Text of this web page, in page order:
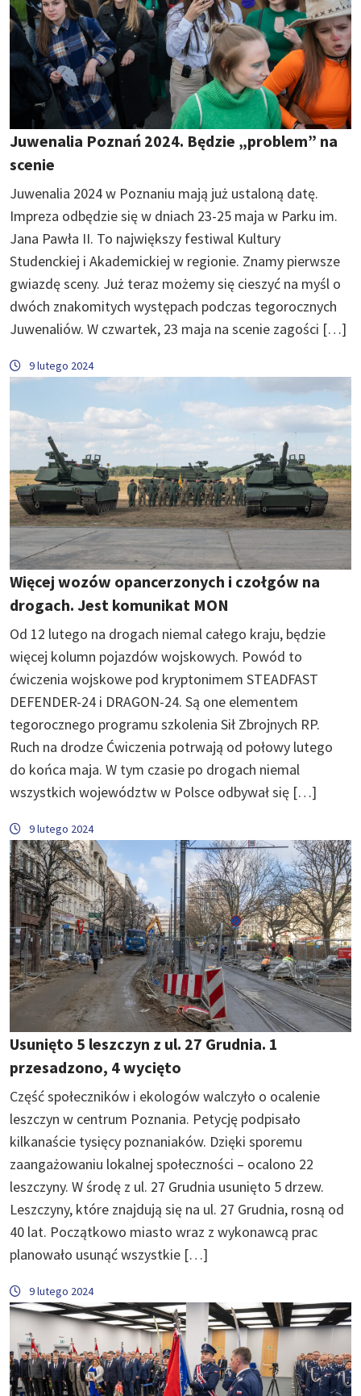
Juwenalia Poznań 2024. Będzie „problem” na
scenie
Juwenalia 2024 w Poznaniu mają już ustaloną datę.
Impreza odbędzie się w dniach 23-25 maja w Parku im.
Jana Pawła II. To największy festiwal Kultury
Studenckiej i Akademickiej w regionie. Znamy pierwsze
gwiazdę sceny. Już teraz możemy się cieszyć na myśl o
dwóch znakomitych występach podczas tegorocznych
Juwenaliów. W czwartek, 23 maja na scenie zagości […]
9 lutego 2024
Więcej wozów opancerzonych i czołgów na
drogach. Jest komunikat MON
Od 12 lutego na drogach niemal całego kraju, będzie
więcej kolumn pojazdów wojskowych. Powód to
ćwiczenia wojskowe pod kryptonimem STEADFAST
DEFENDER-24 i DRAGON-24. Są one elementem
tegorocznego programu szkolenia Sił Zbrojnych RP.
Ruch na drodze Ćwiczenia potrwają od połowy lutego
do końca maja. W tym czasie po drogach niemal
wszystkich województw w Polsce odbywał się […]
9 lutego 2024
Usunięto 5 leszczyn z ul. 27 Grudnia. 1
przesadzono, 4 wycięto
Część społeczników i ekologów walczyło o ocalenie
leszczyn w centrum Poznania. Petycję podpisało
kilkanaście tysięcy poznaniaków. Dzięki sporemu
zaangażowaniu lokalnej społeczności – ocalono 22
leszczyny. W środę z ul. 27 Grudnia usunięto 5 drzew.
Leszczyny, które znajdują się na ul. 27 Grudnia, rosną od
40 lat. Początkowo miasto wraz z wykonawcą prac
planowało usunąć wszystkie […]
9 lutego 2024